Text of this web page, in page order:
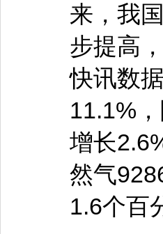
来，我
步提高
快讯数
11.1%
增长
然气
1.6个百